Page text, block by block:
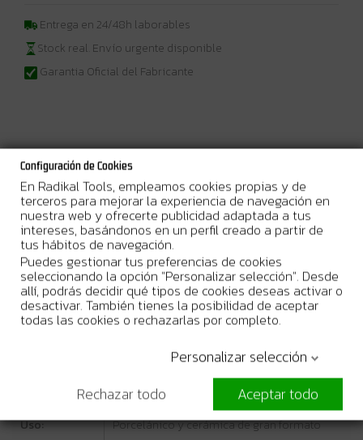
Entrega en 24/48h laborables
Stock real. Envío urgente disponible
Garantia Oficial del Fabricante
Más Información
LaTenaza Cortadora Infinity Cortages la herramienta ideal para
separar con precisión placas de gran formato después del
rayado. Fabricada enacero de alta resistenciay equipada con
empuñaduras ergonómicas, garantiza una separación controlada
y segura en porcelánico y cerámica.
Características técnicas
Aplicación:
Separación de placas tras el rayado
Acero de alta resistencia
Empuñadura:
Ergonómica y antideslizante
Uso:
Porcelánico y cerámica de gran formato
Configuración de Cookies
En Radikal Tools, empleamos cookies propias y de
terceros para mejorar la experiencia de navegación en
nuestra web y ofrecerte publicidad adaptada a tus
intereses, basándonos en un perfil creado a partir de
tus hábitos de navegación.
Puedes gestionar tus preferencias de cookies
seleccionando la opción "Personalizar selección". Desde
allí, podrás decidir qué tipos de cookies deseas activar o
desactivar. También tienes la posibilidad de aceptar
todas las cookies o rechazarlas por completo.
Personalizar selección
Rechazar todo
Aceptar todo